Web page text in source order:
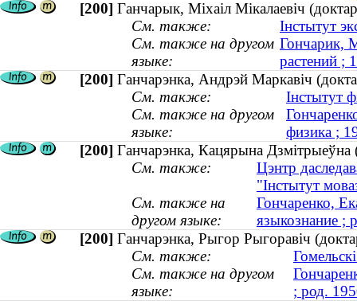
[200] Ганчарык, Міхаіл Мікалаевіч
См. также:
Інстытут
См. также на другом
языке:
Гончарик,
растений ;
[200] Ганчарэнка, Андрэй Маркавіч
См. также:
Інстытут
См. также на другом
языке:
физика ;
[200] Ганчарэнка, Кацярына Дзмітрыеўна
См. также:
Цэнтр
"Інстытут
См. также на
другом языке:
Гончаренко,
языкознание ;
[200] Ганчарэнка, Рыгор Рыгоравіч
См. также:
См. также на другом
языке:
; род.